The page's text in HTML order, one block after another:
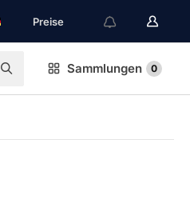
Preise
Sammlungen 0